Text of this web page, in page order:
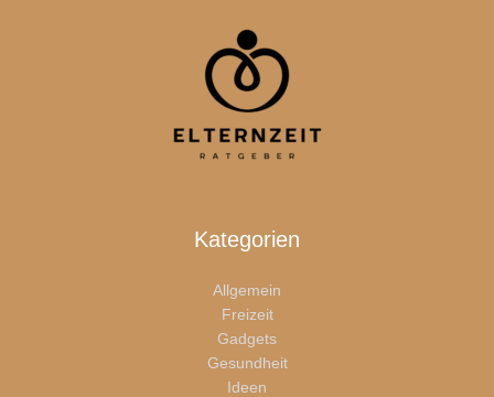
Kategorien
Allgemein
Freizeit
Gadgets
Gesundheit
Ideen